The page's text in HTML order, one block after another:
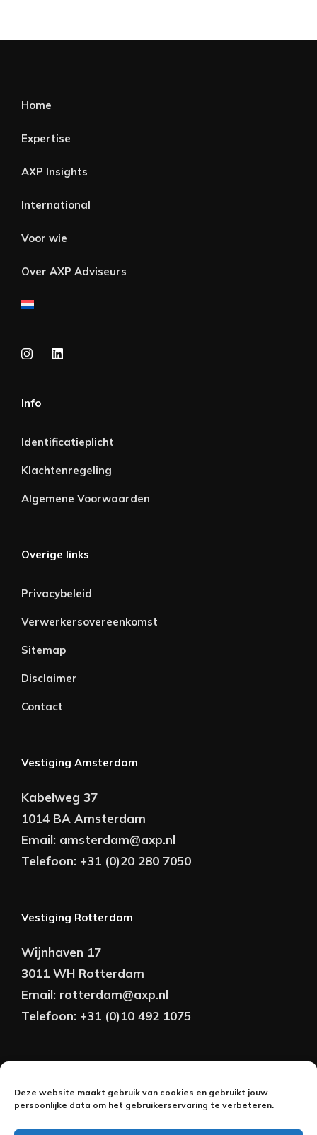
Deze website maakt gebruik van cookies en gebruikt jouw
persoonlijke data om het gebruikerservaring te verbeteren.
Home
Expertise
AXP Insights
International
Voor wie
Over AXP Adviseurs
Info
Identificatieplicht
Klachtenregeling
Algemene Voorwaarden
Overige links
Privacybeleid
Verwerkersovereenkomst
Sitemap
Disclaimer
Contact
Vestiging Amsterdam
Kabelweg 37
1014 BA Amsterdam
Email: amsterdam@axp.nl
Telefoon: +31 (0)20 280 7050
Vestiging Rotterdam
Wijnhaven 17
3011 WH Rotterdam
Email: rotterdam@axp.nl
Telefoon: +31 (0)10 492 1075
Onderhoud: